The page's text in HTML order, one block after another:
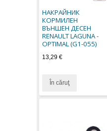
НАКРАЙНИК
КОРМИЛЕН
ВЪНШЕН ДЕСЕН
RENAULT LAGUNA -
OPTIMAL (G1-055)
13,29 €
În căruţ